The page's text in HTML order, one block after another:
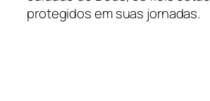
protegidos em suas jornadas.